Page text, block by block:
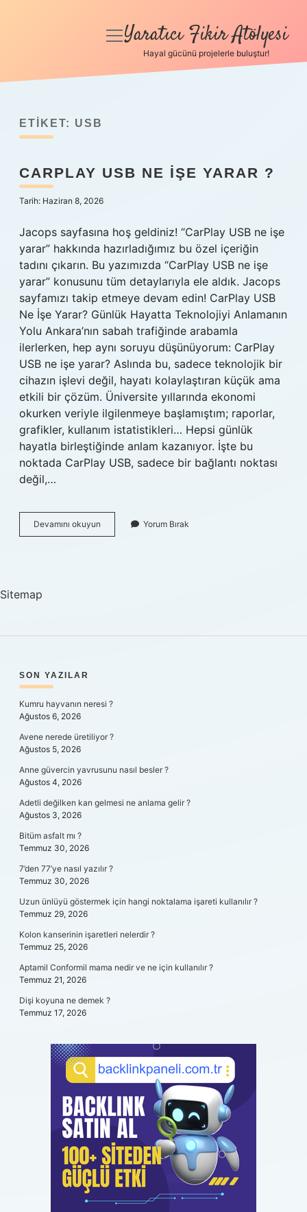
Anasayfa
Yasal Uyarı
Hakkımızda
menüyü
Yaratıcı Fikir Atölyesi
Hayal gücünü projelerle buluştur!
ETIKET: USB
CARPLAY USB NE IŞE YARAR ?
Tarih: Haziran 8, 2026
Jacops sayfasına hoş geldiniz! “CarPlay USB ne işe
yarar” hakkında hazırladığımız bu özel içeriğin
tadını çıkarın. Bu yazımızda “CarPlay USB ne işe
yarar” konusunu tüm detaylarıyla ele aldık. Jacops
sayfamızı takip etmeye devam edin! CarPlay USB
Ne İşe Yarar? Günlük Hayatta Teknolojiyi Anlamanın
Yolu Ankara’nın sabah trafiğinde arabamla
ilerlerken, hep aynı soruyu düşünüyorum: CarPlay
USB ne işe yarar? Aslında bu, sadece teknolojik bir
cihazın işlevi değil, hayatı kolaylaştıran küçük ama
etkili bir çözüm. Üniversite yıllarında ekonomi
okurken veriyle ilgilenmeye başlamıştım; raporlar,
grafikler, kullanım istatistikleri… Hepsi günlük
hayatla birleştiğinde anlam kazanıyor. İşte bu
noktada CarPlay USB, sadece bir bağlantı noktası
değil,…
Devamını okuyun
USB
Yorum Bırak
Sitemap
SIDEBAR
SON YAZILAR
Kumru hayvanın neresi ?
Ağustos 6, 2026
Avene nerede üretiliyor ?
Ağustos 5, 2026
Anne güvercin yavrusunu nasıl besler ?
Ağustos 4, 2026
Adetli değilken kan gelmesi ne anlama gelir ?
Ağustos 3, 2026
Bitüm asfalt mı ?
Temmuz 30, 2026
7’den 77’ye nasıl yazılır ?
Temmuz 30, 2026
Uzun ünlüyü göstermek için hangi noktalama işareti kullanılır ?
Temmuz 29, 2026
Kolon kanserinin işaretleri nelerdir ?
Temmuz 25, 2026
Aptamil Conformil mama nedir ve ne için kullanılır ?
Temmuz 21, 2026
Dişi koyuna ne demek ?
Temmuz 17, 2026